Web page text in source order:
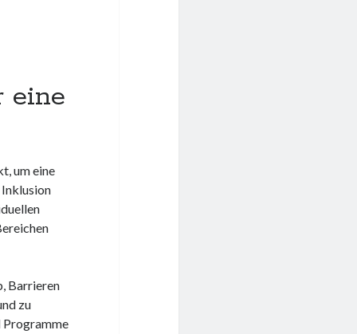
eine
um eine
Barrieren
zu
Programme